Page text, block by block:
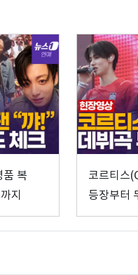
품 복
지
코르티스
등장부터